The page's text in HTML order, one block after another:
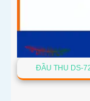
ĐẦU THU DS-